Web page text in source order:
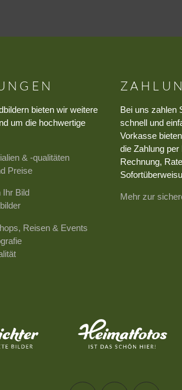
bieten wir weitere
um die hochwertige
& -qualitäten
Preise
Ihr Bild
Reisen & Events
Bei uns zahlen
schnell und
Vorkasse
die Zahlung
Rechnung,
Mehr zur